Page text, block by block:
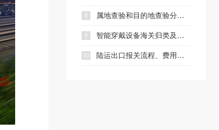
8 属地查验和目的地查验分别是什么？一文看懂两者区别
9 智能穿戴设备海关归类及出口合规指南
10 陆运出口报关流程、费用及核心文件全解析